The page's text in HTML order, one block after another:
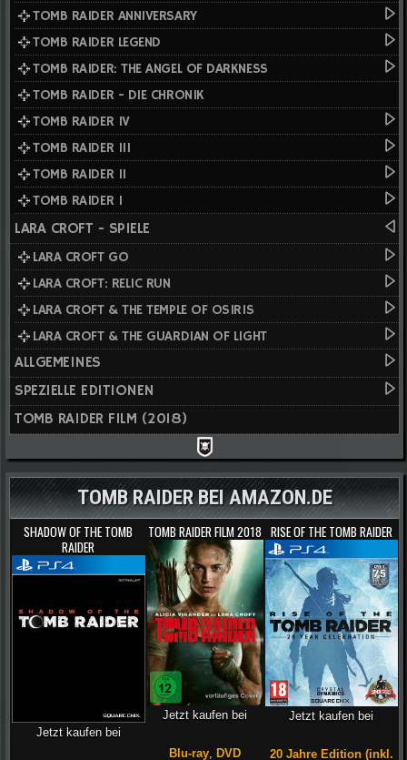
TOMB RAIDER ANNIVERSARY
TOMB RAIDER LEGEND
TOMB RAIDER: THE ANGEL OF DARKNESS
TOMB RAIDER - DIE CHRONIK
TOMB RAIDER IV
TOMB RAIDER III
TOMB RAIDER II
TOMB RAIDER I
LARA CROFT - SPIELE
LARA CROFT GO
LARA CROFT: RELIC RUN
LARA CROFT & THE TEMPLE OF OSIRIS
LARA CROFT & THE GUARDIAN OF LIGHT
ALLGEMEINES
SPEZIELLE EDITIONEN
TOMB RAIDER FILM (2018)
TOMB RAIDER BEI AMAZON.DE
SHADOW OF THE TOMB
RAIDER
Jetzt kaufen bei
TOMB RAIDER FILM 2018
Jetzt kaufen bei
Blu-ray DVD
RISE OF THE TOMB RAIDER
Jetzt kaufen bei
20 Jahre Edition (inkl.